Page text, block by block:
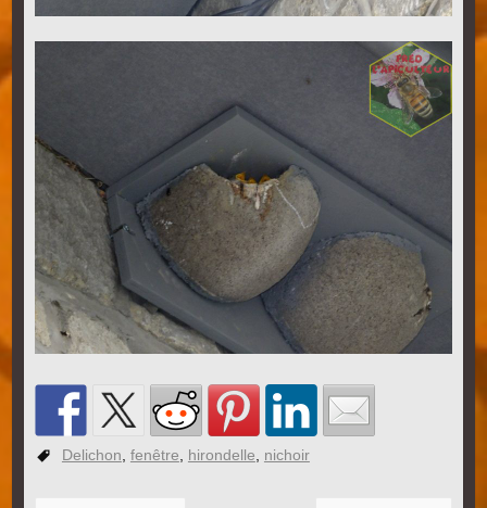
Delichon fenêtre hirondelle nichoir